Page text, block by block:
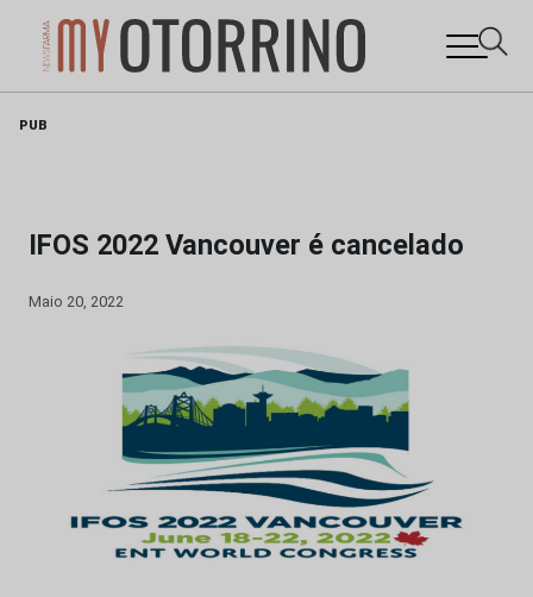
PUB
IFOS 2022 Vancouver é cancelado
Maio 20, 2022